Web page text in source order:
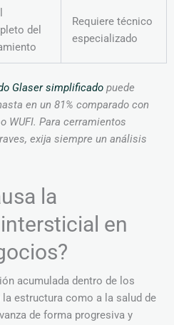
del
Requiere técnico
especializado
Glaser simplificado puede
en un 81% comparado con
WUFI. Para cerramientos
exija siempre un análisis
la
en
acumulada dentro de los
estructura como a la salud de
de forma progresiva y